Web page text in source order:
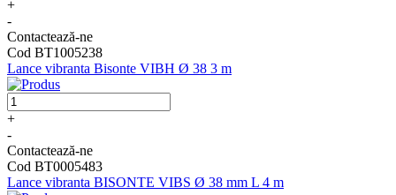
+
-
Contactează-ne
Cod BT1005238
Lance vibranta Bisonte VIBH Ø 38 3 m
+
-
Contactează-ne
Cod BT0005483
Lance vibranta BISONTE VIBS Ø 38 mm L 4 m